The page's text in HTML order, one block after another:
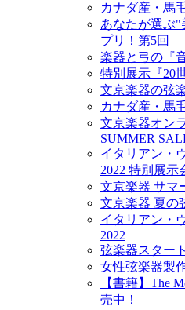
カナダ産・馬
あなたが選ぶ"
プリ！第5回
楽器と弓の『
特別展示『20
文京楽器の弦
カナダ産・馬
文京楽器オン
SUMMER
イタリアン・
2022 特別展示
文京楽器 サマ
文京楽器 夏の
イタリアン・
2022
弦楽器スター
女性弦楽器製
【書籍】The
売中！